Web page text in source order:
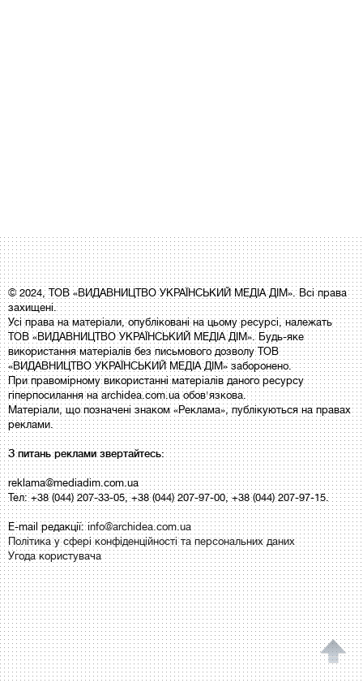
© 2024, ТОВ «ВИДАВНИЦТВО УКРАЇНСЬКИЙ МЕДІА ДІМ». Всі права
захищені.
Усі права на матеріали, опубліковані на цьому ресурсі, належать
ТОВ «ВИДАВНИЦТВО УКРАЇНСЬКИЙ МЕДІА ДІМ». Будь-яке
використання матеріалів без письмового дозволу ТОВ
«ВИДАВНИЦТВО УКРАЇНСЬКИЙ МЕДІА ДІМ» заборонено.
При правомірному використанні матеріалів даного ресурсу
гіперпосилання на archidea.com.ua обов'язкова.
Матеріали, що позначені знаком «Реклама», публікуються на правах
реклами.
З питань реклами звертайтесь:
reklama@mediadim.com.ua
Тел: +38 (044) 207-33-05, +38 (044) 207-97-00, +38 (044) 207-97-15.
E-mail редакції:info@archidea.com.ua
Політика у сфері конфіденційності та персональних даних
Угода користувача